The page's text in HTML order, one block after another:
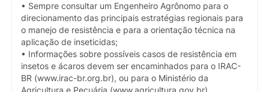
• Sempre consultar um Engenheiro Agrônomo para o
direcionamento das principais estratégias regionais para
o manejo de resistência e para a orientação técnica na
aplicação de inseticidas;
• Informações sobre possíveis casos de resistência em
insetos e ácaros devem ser encaminhados para o IRAC-
BR (www.irac-br.org.br), ou para o Ministério da